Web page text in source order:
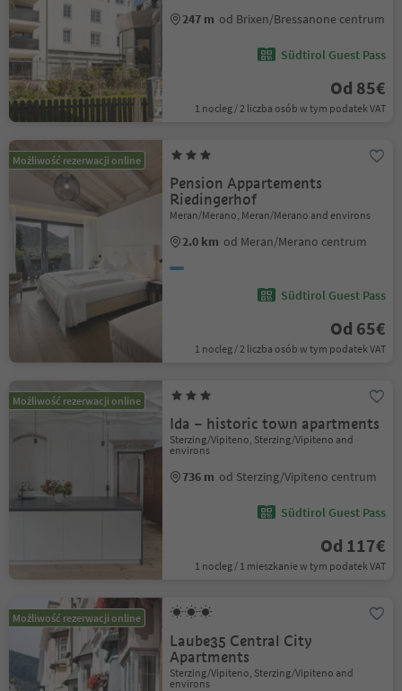
247 m od Brixen/Bressanone centrum
Südtirol Guest Pass
Od 85€
1 nocleg / 2 liczba osób w tym podatek VAT
Możliwość rezerwacji online
Pension Appartements
Riedingerhof
Meran/Merano, Meran/Merano and environs
2.0 km od Meran/Merano centrum
Südtirol Guest Pass
Od 65€
1 nocleg / 2 liczba osób w tym podatek VAT
Możliwość rezerwacji online
Ida – historic town apartments
Sterzing/Vipiteno, Sterzing/Vipiteno and
environs
736 m od Sterzing/Vipiteno centrum
Südtirol Guest Pass
Od 117€
1 nocleg / 1 mieszkanie w tym podatek VAT
Możliwość rezerwacji online
Laube35 Central City
Apartments
Sterzing/Vipiteno, Sterzing/Vipiteno and
environs